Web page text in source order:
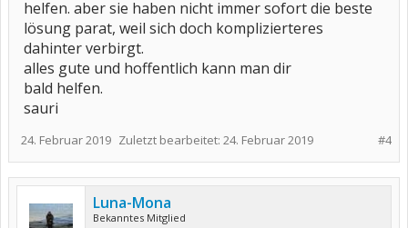
helfen. aber sie haben nicht immer sofort die beste
lösung parat, weil sich doch komplizierteres
dahinter verbirgt.
alles gute und hoffentlich kann man dir
bald helfen.
sauri
#4
24. Februar 2019 Zuletzt bearbeitet: 24. Februar 2019
Luna-Mona
Bekanntes Mitglied